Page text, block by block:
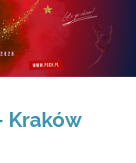
Kraków